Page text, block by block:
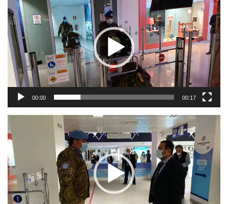
Player
00:00 00:17
Video
Player